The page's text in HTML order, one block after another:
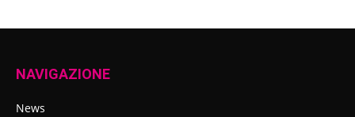
NAVIGAZIONE
News